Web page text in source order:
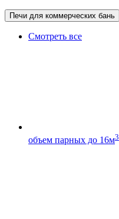
Печи для коммерческих бань
Смотреть все
объем парных до 16м3